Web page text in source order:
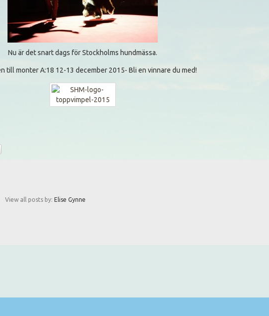
Nu är det snart dags för Stockholms hundmässa.
till monter A:18 12-13 december 2015- Bli en vinnare du med!
View all posts by: Elise Gynne